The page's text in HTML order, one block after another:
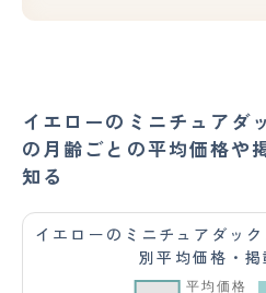
イエローのミニチュアダ
の月齢ごとの平均価格や
知る
イエローのミニチュアダッ
別平均価格・掲